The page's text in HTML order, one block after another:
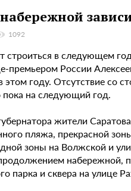
1092
строиться в следующем
премьером России
этом году. Отсутствие со
пока на следующий год.
жители
пляжа, прекрасной
зоны на Волжской и
парка и сквера на улице